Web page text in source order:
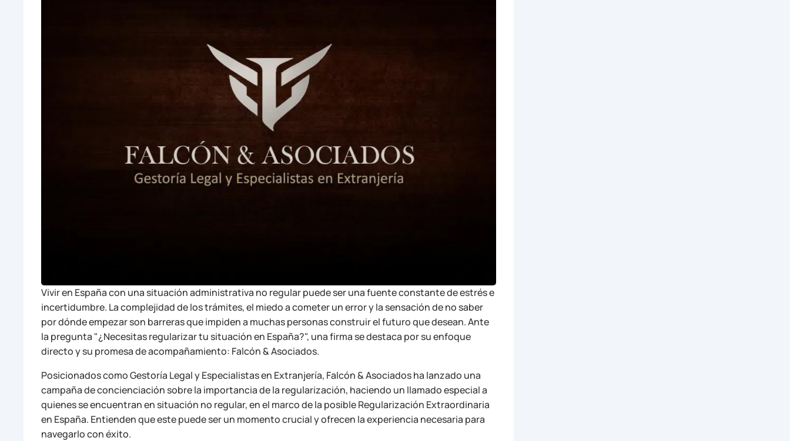
Vivir en España con una situación administrativa no regular puede ser una fuente constante de estrés e
incertidumbre. La complejidad de los trámites, el miedo a cometer un error y la sensación de no saber
por dónde empezar son barreras que impiden a muchas personas construir el futuro que desean. Ante
la pregunta "¿Necesitas regularizar tu situación en España?", una firma se destaca por su enfoque
directo y su promesa de acompañamiento: Falcón & Asociados.
Posicionados como Gestoría Legal y Especialistas en Extranjería, Falcón & Asociados ha lanzado una
campaña de concienciación sobre la importancia de la regularización, haciendo un llamado especial a
quienes se encuentran en situación no regular, en el marco de la posible Regularización Extraordinaria
en España. Entienden que este puede ser un momento crucial y ofrecen la experiencia necesaria para
navegarlo con éxito.